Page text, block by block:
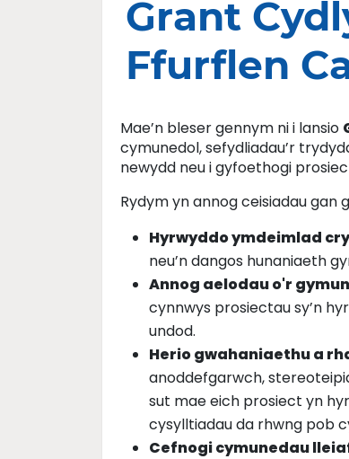
Grant
Ffurflen
Mae’n bleser gennym ni i lansio
cymunedol, sefydliadau’r
newydd neu i gyfoethogi
Rydym yn annog ceisiadau gan
Hyrwyddo ymdeimlad
neu’n dangos hunaniaeth
Annog aelodau o'r
cynnwys prosiectau sy’n
undod.
Herio gwahaniaethu a
anoddefgarwch,
sut mae eich prosiect yn
cysylltiadau da rhwng pob
Cefnogi cymunedau